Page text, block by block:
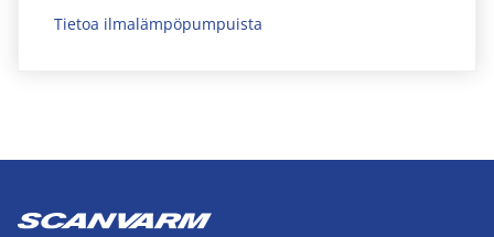
Tietoa ilmalämpöpumpuista